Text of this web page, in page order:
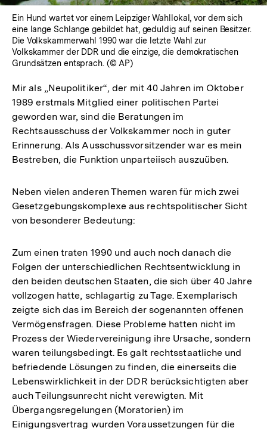
Ein Hund wartet vor einem Leipziger Wahllokal, vor dem sich
eine lange Schlange gebildet hat, geduldig auf seinen Besitzer.
Die Volkskammerwahl 1990 war die letzte Wahl zur
Volkskammer der DDR und die einzige, die demokratischen
Grundsätzen entsprach. (© AP)
Mir als „Neupolitiker“, der mit 40 Jahren im Oktober
1989 erstmals Mitglied einer politischen Partei
geworden war, sind die Beratungen im
Rechtsausschuss der Volkskammer noch in guter
Erinnerung. Als Ausschussvorsitzender war es mein
Bestreben, die Funktion unparteiisch auszuüben.
Neben vielen anderen Themen waren für mich zwei
Gesetzgebungskomplexe aus rechtspolitischer Sicht
von besonderer Bedeutung:
Zum einen traten 1990 und auch noch danach die
Folgen der unterschiedlichen Rechtsentwicklung in
den beiden deutschen Staaten, die sich über 40 Jahre
vollzogen hatte, schlagartig zu Tage. Exemplarisch
zeigte sich das im Bereich der sogenannten offenen
Vermögensfragen. Diese Probleme hatten nicht im
Prozess der Wiedervereinigung ihre Ursache, sondern
waren teilungsbedingt. Es galt rechtsstaatliche und
befriedende Lösungen zu finden, die einerseits die
Lebenswirklichkeit in der DDR berücksichtigten aber
auch Teilungsunrecht nicht verewigten. Mit
Übergangsregelungen (Moratorien) im
Einigungsvertrag wurden Voraussetzungen für die